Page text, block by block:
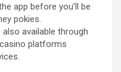
app before you’ll be
pokies.
available through
platforms